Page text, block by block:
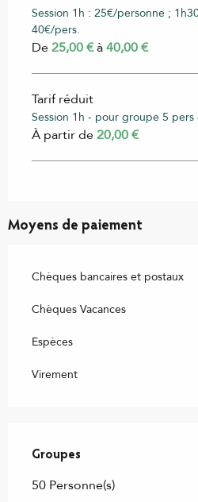
Session 1h : 25€/personne ;
40€/pers.
De25,00 €à40,00 €
Tarif réduit
Session 1h - pour groupe 5 pers
À partir de20,00 €
Moyens de paiement
Chèques bancaires et postaux
Chèques Vacances
Espèces
Virement
Groupes
Groupes
50 Personne(s)